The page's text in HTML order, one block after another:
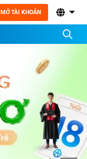
MỞ TÀI KHOẢN